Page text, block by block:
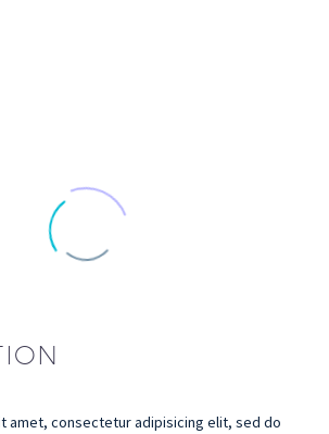
amet, consectetur adipisicing elit, sed do